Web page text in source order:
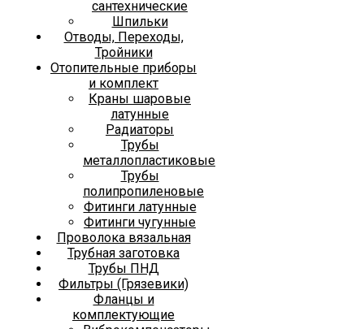
сантехнические
Шпильки
Отводы, Переходы,
Тройники
Отопительные приборы
и комплект
Краны шаровые
латунные
Радиаторы
Трубы
металлопластиковые
Трубы
полипропиленовые
Фитинги латунные
Фитинги чугунные
Проволока вязальная
Трубная заготовка
Трубы ПНД
Фильтры (Грязевики)
Фланцы и
комплектующие